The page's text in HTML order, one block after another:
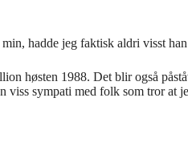
hadde jeg faktisk aldri visst han
høsten 1988. Det blir også
viss sympati med folk som tror at